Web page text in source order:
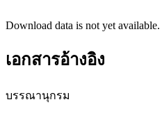
Download data is not yet available.
เอกสารอ้างอิง
บรรณานุกรม